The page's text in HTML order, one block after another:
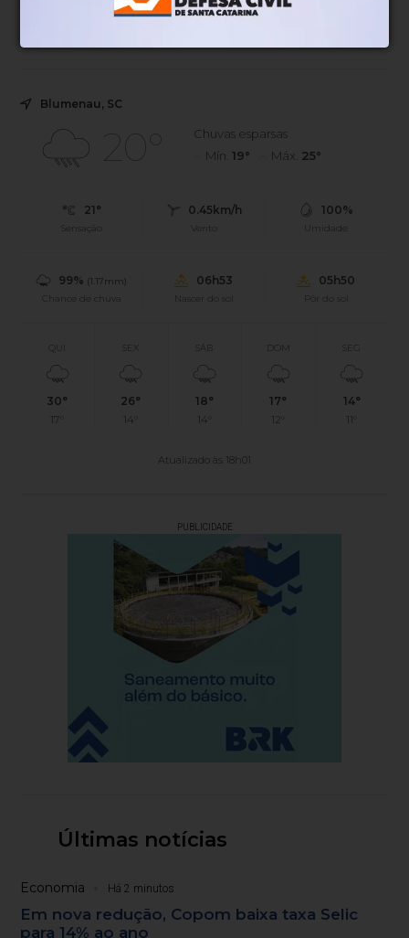
Chamas atingiram área de mil metros quadrados e foram
Blumenau, SC
20°
Chuvas esparsas
Mín. 19° Máx. 25°
21°
Sensação
0.45km/h
Vento
100%
Umidade
99% (1.17mm)
Chance de chuva
06h53
Nascer do sol
05h50
Pôr do sol
30°
17°
SEX
26°
14°
SÁB
18°
14°
DOM
17°
12°
SEG
14°
11°
Atualizado às 18h01
PUBLICIDADE
Últimas notícias
Economia Há 2 minutos
Em nova redução, Copom baixa taxa Selic
para 14% ao ano